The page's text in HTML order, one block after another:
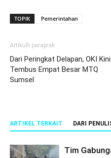
TOPIK Pemerintahan
Artikulli paraprak
Dari Peringkat Delapan, OKI Kini
Tembus Empat Besar MTQ
Sumsel
ARTIKEL TERKAIT DARI
Tim